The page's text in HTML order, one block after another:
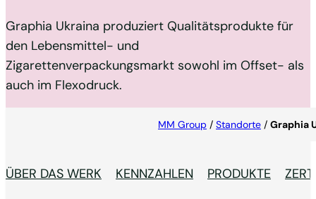
Graphia Ukraina produziert Qualitätsprodukte für
den Lebensmittel- und
Zigarettenverpackungsmarkt sowohl im Offset- als
auch im Flexodruck.
MM Group / Standorte / Graphia
ÜBER DAS WERK KENNZAHLEN PRODUKTE